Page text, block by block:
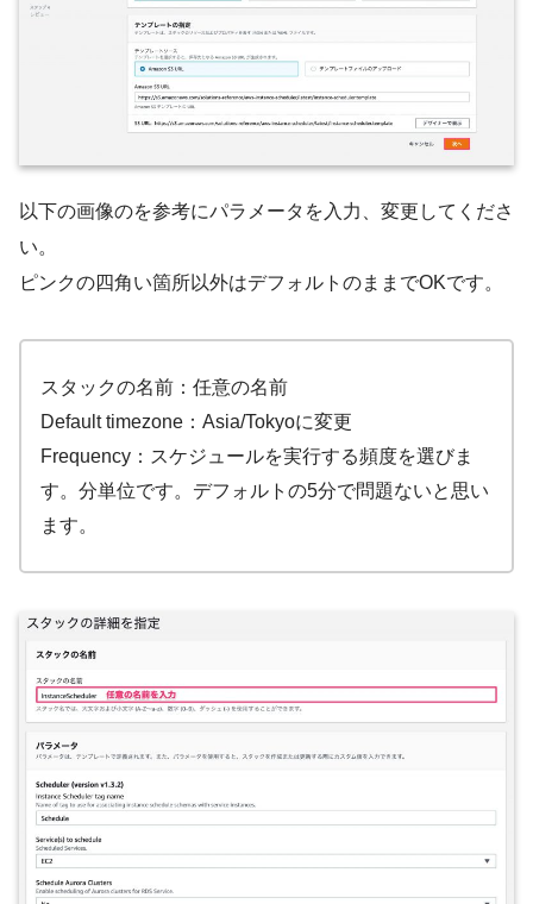
以下の画像のを参考にパラメータを入力、変更してくださ
い。
ピンクの四角い箇所以外はデフォルトのままでOKです。
スタックの名前：任意の名前
Default timezone：Asia/Tokyoに変更
Frequency：スケジュールを実行する頻度を選びま
す。分単位です。デフォルトの5分で問題ないと思い
ます。